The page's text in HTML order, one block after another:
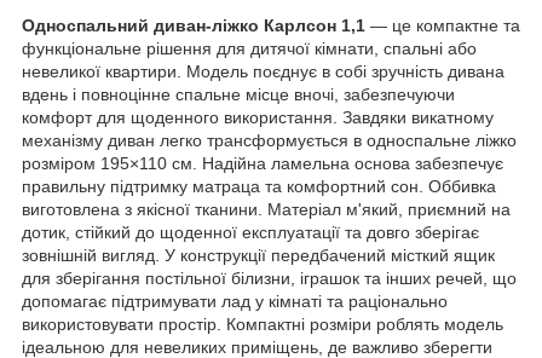
Односпальний диван-ліжко Карлсон 1,1 — це компактне та
функціональне рішення для дитячої кімнати, спальні або
невеликої квартири. Модель поєднує в собі зручність дивана
вдень і повноцінне спальне місце вночі, забезпечуючи
комфорт для щоденного використання. Завдяки викатному
механізму диван легко трансформується в односпальне ліжко
розміром 195×110 см. Надійна ламельна основа забезпечує
правильну підтримку матраца та комфортний сон. Оббивка
виготовлена з якісної тканини. Матеріал м'який, приємний на
дотик, стійкий до щоденної експлуатації та довго зберігає
зовнішній вигляд. У конструкції передбачений місткий ящик
для зберігання постільної білизни, іграшок та інших речей, що
допомагає підтримувати лад у кімнаті та раціонально
використовувати простір. Компактні розміри роблять модель
ідеальною для невеликих приміщень, де важливо зберегти